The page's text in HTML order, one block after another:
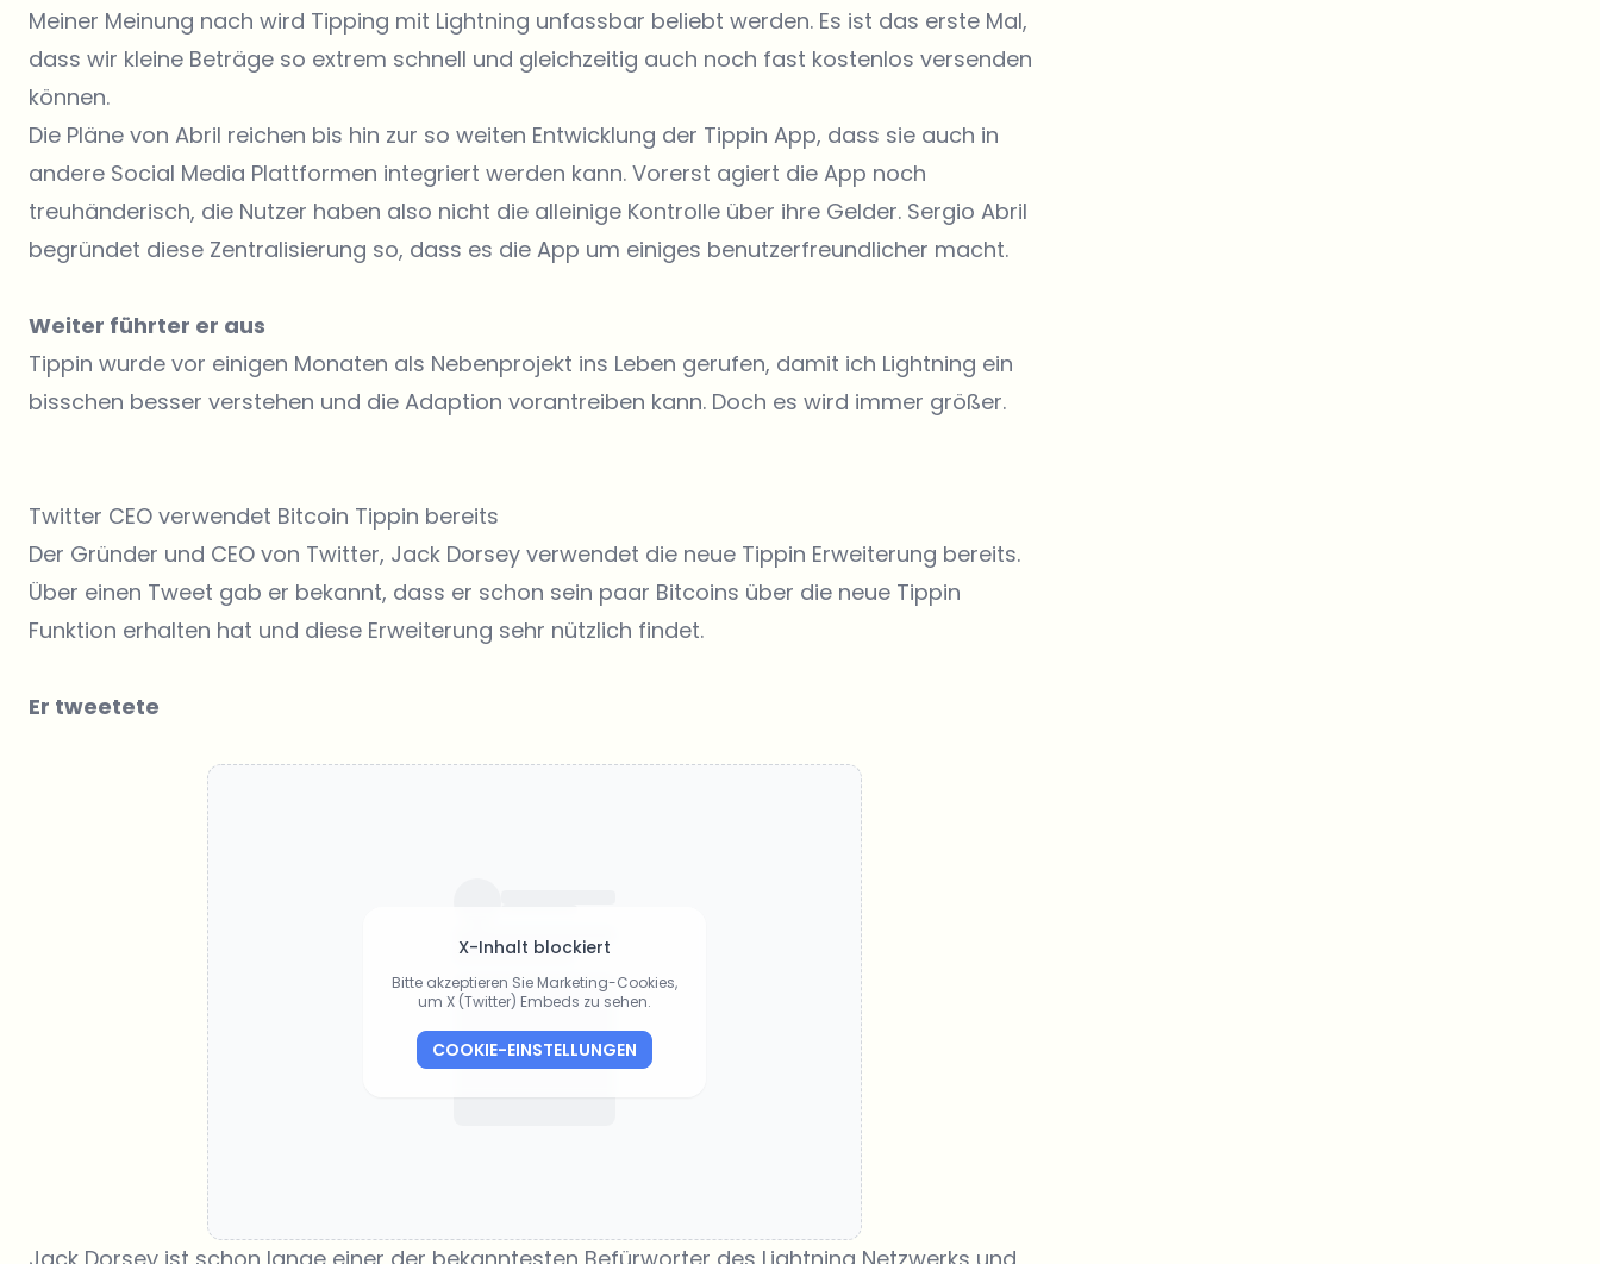
Meiner Meinung nach wird Tipping mit Lightning unfassbar beliebt werden. Es ist das erste Mal,
dass wir kleine Beträge so extrem schnell und gleichzeitig auch noch fast kostenlos versenden
können.
Die Pläne von Abril reichen bis hin zur so weiten Entwicklung der Tippin App, dass sie auch in
andere Social Media Plattformen integriert werden kann. Vorerst agiert die App noch
treuhänderisch, die Nutzer haben also nicht die alleinige Kontrolle über ihre Gelder. Sergio Abril
begründet diese Zentralisierung so, dass es die App um einiges benutzerfreundlicher macht.
Weiter führter er aus
Tippin wurde vor einigen Monaten als Nebenprojekt ins Leben gerufen, damit ich Lightning ein
bisschen besser verstehen und die Adaption vorantreiben kann. Doch es wird immer größer.
Twitter CEO verwendet Bitcoin Tippin bereits
Der Gründer und CEO von Twitter, Jack Dorsey verwendet die neue Tippin Erweiterung bereits.
Über einen Tweet gab er bekannt, dass er schon sein paar Bitcoins über die neue Tippin
Funktion erhalten hat und diese Erweiterung sehr nützlich findet.
Er tweetete
X-Inhalt blockiert
Bitte akzeptieren Sie Marketing-Cookies,
um X (Twitter) Embeds zu sehen.
COOKIE-EINSTELLUNGEN